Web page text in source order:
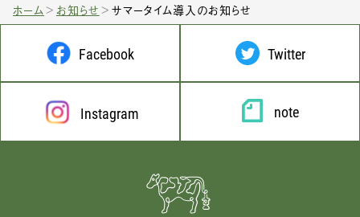
ホーム お知らせ サマータイム導入のお知らせ
Facebook Twitter
Instagram note